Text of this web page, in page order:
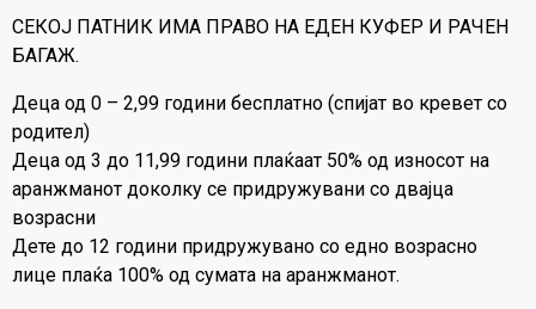
СЕКОЈ ПАТНИК ИМА ПРАВО НА ЕДЕН КУФЕР И РАЧЕН
БАГАЖ.
Деца од 0 – 2,99 години бесплатно (спијат во кревет со
родител)
Деца од 3 до 11,99 години плаќаат 50% од износот на
аранжманот доколку се придружувани со двајца
возрасни
Дете до 12 години придружувано со едно возрасно
лице плаќа 100% од сумата на аранжманот.